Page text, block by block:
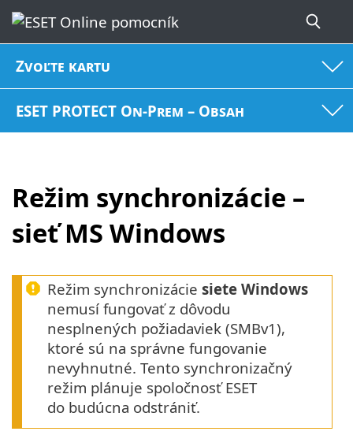
Zvoľte kartu
ESET PROTECT On-Prem – Obsah
Režim synchronizácie –
sieť MS Windows
Režim synchronizácie siete Windows
nemusí fungovať z dôvodu
nesplnených požiadaviek (SMBv1),
ktoré sú na správne fungovanie
nevyhnutné. Tento synchronizačný
režim plánuje spoločnosť ESET
do budúcna odstrániť.